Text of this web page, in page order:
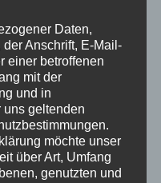
fünf bis zehn
an. Auch
der Befragten
rot!
u.a. auf die irrige
dass
Daten,
Anschrift, E-Mail-
einer betroffenen
mit der
und in
uns geltenden
möchte unser
über Art, Umfang
genutzten und